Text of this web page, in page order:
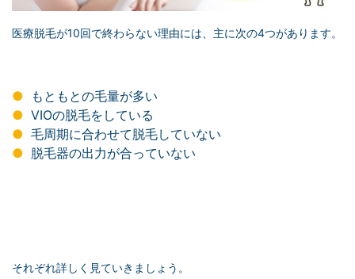
医療脱毛が10回で終わらない理由には、主に次の4つがあります。
もともとの毛量が多い
VIOの脱毛をしている
毛周期に合わせて脱毛していない
脱毛器の出力が合っていない
それぞれ詳しく見ていきましょう。